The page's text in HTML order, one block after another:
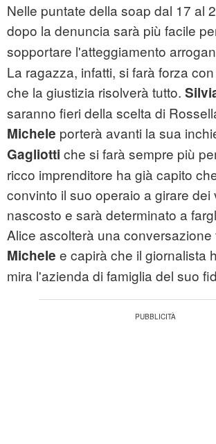
Nelle puntate della soap dal 17 al
dopo la denuncia sarà più facile
sopportare l'atteggiamento
La ragazza, infatti, si farà forza
che la giustizia risolverà tutto.
saranno fieri della scelta di
Michele porterà avanti la sua
Gagliotti che si farà sempre più
ricco imprenditore ha già capito
convinto il suo operaio a girare dei
nascosto e sarà determinato a
Alice ascolterà una conversazione
Michele e capirà che il giornalista
mira l'azienda di famiglia del suo